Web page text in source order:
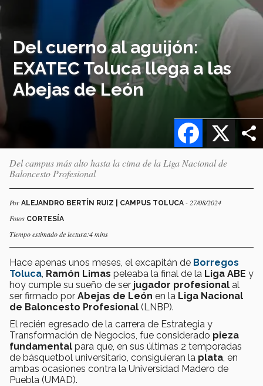
Del cuerno al aguijón:
EXATEC Toluca llega a las
Abejas de León
X
Facebook
Del campus más alto hasta la cima de la Liga Nacional de
Baloncesto Profesional
Por ALEJANDRO BERTÍN RUIZ | CAMPUS TOLUCA - 27/08/2024
Fotos CORTESÍA
Tiempo estimado de lectura:4 mins
Hace apenas unos meses, el excapitán de Borregos
Toluca Ramón Limas peleaba la final de la Liga ABE y
hoy cumple su sueño de ser jugador profesional al
ser firmado por Abejas de León en la Liga Nacional
de Baloncesto Profesional (LNBP).
El recién egresado de la carrera de Estrategia y
Transformación de Negocios, fue considerado pieza
fundamental para que, en sus últimas 2 temporadas
de básquetbol universitario, consiguieran la plata , en
ambas ocasiones contra la Universidad Madero de
Puebla (UMAD).